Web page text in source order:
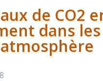
de CO2
dans